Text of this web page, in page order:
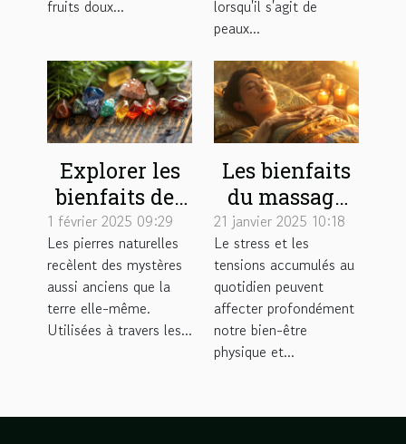
fruits doux...
lorsqu'il s'agit de
peaux...
Explorer les
bienfaits des
bijoux en
pierres
naturelles
pour les
chakras
1 février 2025 09:29
Les pierres naturelles
recèlent des mystères
aussi anciens que la
terre elle-même.
Utilisées à travers les...
Les bienfaits
du massage
Tuina pour
réduire le
stress et les
tensions
21 janvier 2025 10:18
Le stress et les
tensions accumulés au
quotidien peuvent
affecter profondément
notre bien-être
physique et...